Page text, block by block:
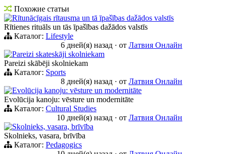
Похожие статьи
Rītunācīgais rītausma un tā īpašības dažādos valstīs
Rītienes rituāls un tās īpašības dažādos valstīs
Каталог: Lifestyle
6 дней(я) назад · от Латвия Онлайн
Pareizi skateskāji skolniekam
Pareizi skābēji skolniekam
Каталог: Sports
8 дней(я) назад · от Латвия Онлайн
Evolūcija kanoju: vēsture un modernitāte
Evolūcija kanoju: vēsture un modernitāte
Каталог: Cultural Studies
10 дней(я) назад · от Латвия Онлайн
Skolnieks, vasara, brīvība
Skolnieks, vasara, brīvība
Каталог: Pedagogics